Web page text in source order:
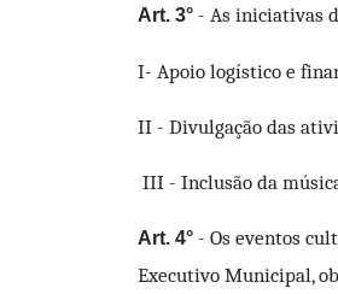
Art. 3° - As iniciativas
I- Apoio logístico e
II - Divulgação das
III - Inclusão da
Art. 4° - Os eventos
Executivo Municipal,